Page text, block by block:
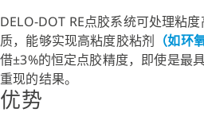
DELO-DOT RE点胶系统可处理粘
质，能够实现高粘度胶粘剂 （如环
借±3%的恒定点胶精度，即使是最
重现的结果。
优势